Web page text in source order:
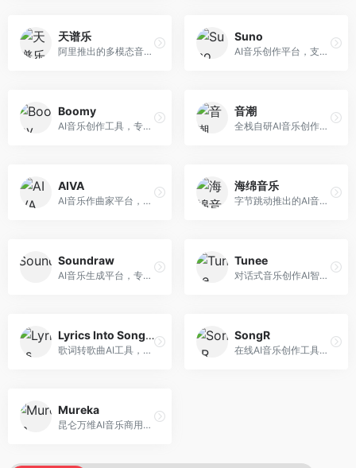
天谱乐
阿里推出的多模态音乐生成平台，整合音频与文本理解能力。面向内容创作者，支持歌词生成、旋律创作、音乐编辑等服务，与阿里生态深度整合。
Suno
AI音乐创作平台，支持通过文字描述生成完整歌曲，包含歌词、旋律和人声。面向音乐爱好者、内容创作者和独立音乐人，操作门槛低，创作速度快，支持多种音乐风格，为音乐创作带来全新可能。
Boomy
AI音乐创作工具，专注于快速音乐生成与发布。面向音乐爱好者和业余创作者，支持一键生成原创音乐，可直接发布到音乐平台，创作门槛低。
音潮
全栈自研AI音乐创作平台，支持从创作到发布的完整流程。面向独立音乐人和音乐工作室，提供作词作曲、编曲混音、音乐发布等服务，创作工具专业。
AIVA
AI音乐作曲家平台，专注于古典和影视配乐创作。面向影视制作人和游戏开发者，提供原创音乐生成、配乐定制等服务，音乐风格专业，适合影视游戏配乐。
海绵音乐
字节跳动推出的AI音乐创作平台，支持多风格音乐生成。面向内容创作者和音乐爱好者，提供歌词创作、旋律生成、编曲制作等服务，创作效率高，适合短视频配乐。
Soundraw
AI音乐生成平台，专注于免版税音乐创作。面向视频创作者和内容制作者，提供背景音乐生成、音乐定制等服务，音乐版权清晰，适合视频配乐场景。
Tunee
对话式音乐创作AI智能体，支持自然语言交互创作。面向音乐爱好者，通过对话方式完成音乐创作，交互体验友好，创作过程直观。
Lyrics Into Song AI
歌词转歌曲AI工具，支持将歌词转化为完整歌曲。面向歌词创作者和音乐爱好者，提供歌词谱曲、编曲制作等服务，歌词音乐化效率高。
SongR
在线AI音乐创作工具，支持歌词与旋律一体化生成。面向内容创作者和音乐爱好者，提供歌词创作、旋律生成、音乐制作等服务，操作简便，创作速度快。
Mureka
昆仑万维AI音乐商用创作平台，专注于商业音乐授权。面向企业和商业用户，提供版权音乐生成、商用授权等服务，音乐版权清晰，商业应用安全。